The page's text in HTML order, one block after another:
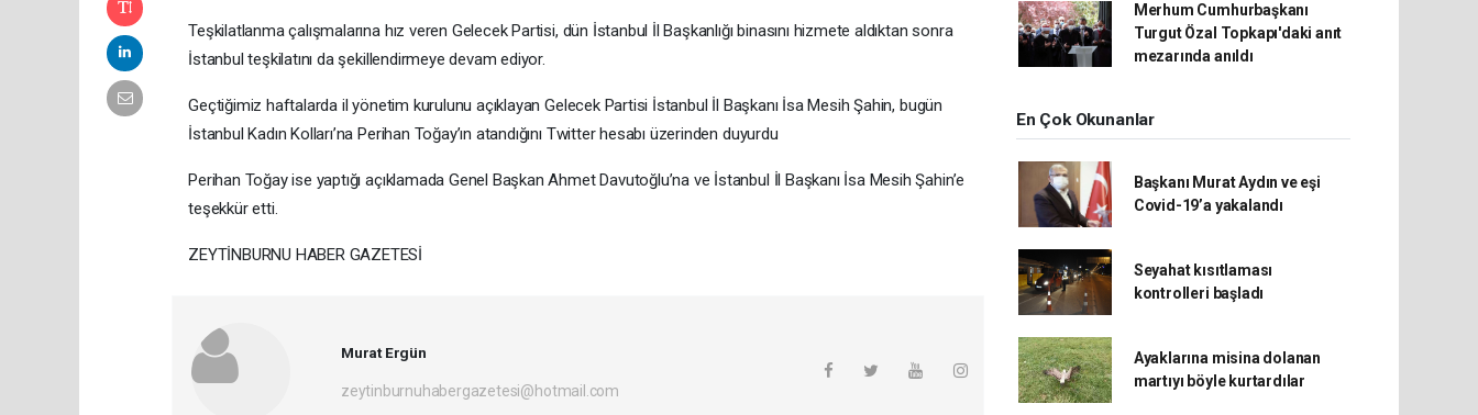
Teşkilatlanma çalışmalarına hız veren Gelecek Partisi, dün İstanbul İl Başkanlığı binasını hizmete aldıktan sonra
İstanbul teşkilatını da şekillendirmeye devam ediyor.
Geçtiğimiz haftalarda il yönetim kurulunu açıklayan Gelecek Partisi İstanbul İl Başkanı İsa Mesih Şahin, bugün
İstanbul Kadın Kolları’na Perihan Toğay’ın atandığını Twitter hesabı üzerinden duyurdu
Perihan Toğay ise yaptığı açıklamada Genel Başkan Ahmet Davutoğlu’na ve İstanbul İl Başkanı İsa Mesih Şahin’e
teşekkür etti.
ZEYTİNBURNU HABER GAZETESİ
Murat Ergün
zeytinburnuhabergazetesi@hotmail.com
Merhum Cumhurbaşkanı
Turgut Özal Topkapı'daki anıt
mezarında anıldı
En Çok Okunanlar
Başkanı Murat Aydın ve eşi
Covid-19’a yakalandı
Seyahat kısıtlaması
kontrolleri başladı
Ayaklarına misina dolanan
martıyı böyle kurtardılar